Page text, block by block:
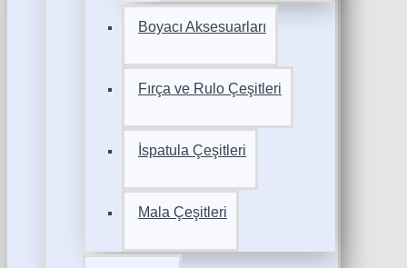
Boyacı Aksesuarları
Fırça ve Rulo Çeşitleri
İspatula Çeşitleri
Mala Çeşitleri